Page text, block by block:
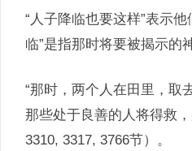
“人子降临也要这样”表示
临”是指那时将要被揭示的
“那时，两个人在田里，取
那些处于良善的人将得救
3310, 3317, 3766节）。